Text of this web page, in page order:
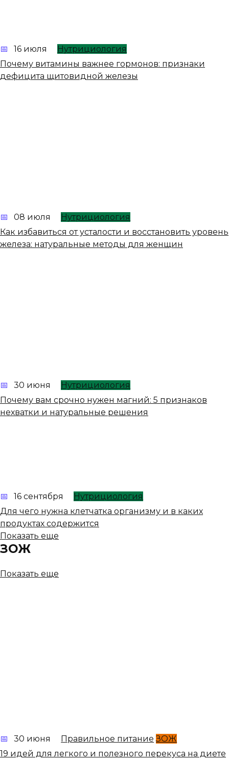
16 июля
Нутрициология
Почему витамины важнее гормонов: признаки
дефицита щитовидной железы
08 июля
Нутрициология
Как избавиться от усталости и восстановить уровень
железа: натуральные методы для женщин
30 июня
Нутрициология
Почему вам срочно нужен магний: 5 признаков
нехватки и натуральные решения
16 сентября
Нутрициология
Для чего нужна клетчатка организму и в каких
продуктах содержится
Показать еще
ЗОЖ
Показать еще
30 июня Правильное питание ЗОЖ
19 идей для легкого и полезного перекуса на диете